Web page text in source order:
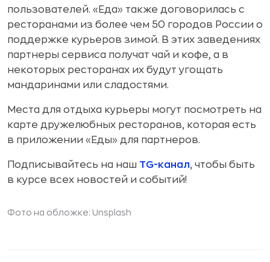
пользователей. «Еда» также договорилась с
ресторанами из более чем 50 городов России о
поддержке курьеров зимой. В этих заведениях
партнеры сервиса получат чай и кофе, а в
некоторых ресторанах их будут угощать
мандаринами или сладостями.
Места для отдыха курьеры могут посмотреть на
карте дружелюбных ресторанов, которая есть
в приложении «Еды» для партнеров.
Подписывайтесь на наш TG-канал, чтобы быть
в курсе всех новостей и событий!
Фото на обложке: Unsplash